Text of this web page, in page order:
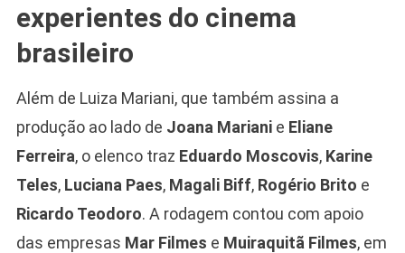
experientes do cinema
brasileiro
Além de Luiza Mariani, que também assina a
produção ao lado de Joana Marianie Eliane
Ferreira, o elenco traz Eduardo Moscovis, Karine
Teles, Luciana Paes, Magali Biff, Rogério Brito e
Ricardo Teodoro. A rodagem contou com apoio
das empresas Mar Filmes e Muiraquitã Filmes, em